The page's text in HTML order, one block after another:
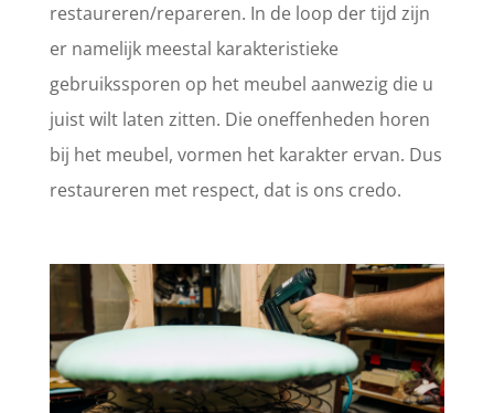
restaureren/repareren. In de loop der tijd zijn
er namelijk meestal karakteristieke
gebruikssporen op het meubel aanwezig die u
juist wilt laten zitten. Die oneffenheden horen
bij het meubel, vormen het karakter ervan. Dus
restaureren met respect, dat is ons credo.